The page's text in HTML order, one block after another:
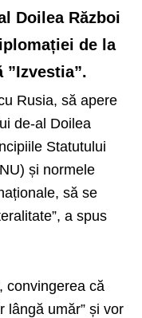
Doilea Război
de la
”Izvestia”.
Rusia, să apere
de-al Doilea
Statutului
și normele
să se
a spus
convingerea că
lângă umăr” și vor